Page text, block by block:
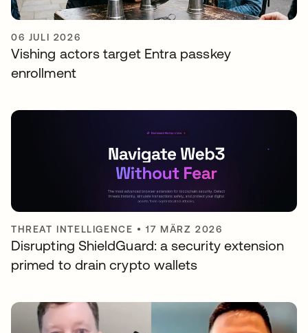
06 JULI 2026
Vishing actors target Entra passkey
enrollment
THREAT INTELLIGENCE •17 MÄRZ 2026
Disrupting ShieldGuard: a security extension
primed to drain crypto wallets